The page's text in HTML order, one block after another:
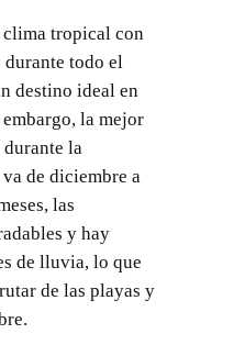
tropical con
durante todo el
destino ideal en
la mejor
durante la
de diciembre a
las
y hay
de lluvia, lo que
de las playas y